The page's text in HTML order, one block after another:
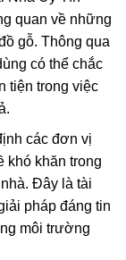
quan về những
gỗ. Thông qua
có thể chắc
tiện trong việc
các đơn vị
khó khăn trong
Đây là tài
pháp đáng tin
môi trường